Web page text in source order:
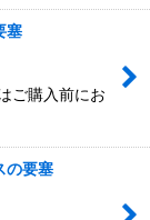
塞
ご購入前にお
要塞